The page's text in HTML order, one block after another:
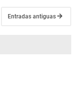
Entradas antiguas